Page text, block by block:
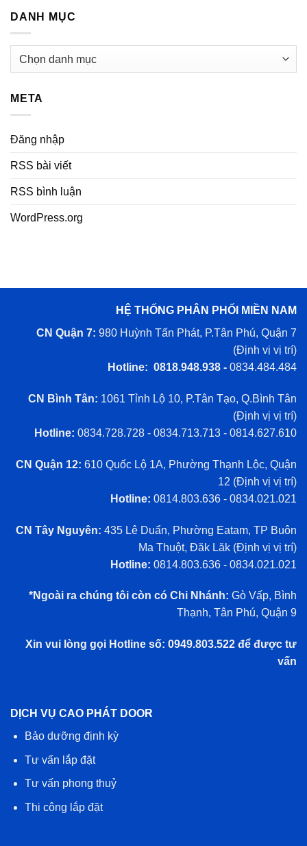
DANH MỤC
Danh
META
Đăng nhập
RSS bài viết
RSS bình luận
WordPress.org
HỆ THỐNG PHÂN PHỐI MIỀN NAM
CN Quận 7: 980 Huỳnh Tấn Phát, P.Tân Phú, Quận 7
(Định vị vị trí)
Hotline: 0818.948.938 - 0834.484.484
CN Bình Tân: 1061 Tỉnh Lộ 10, P.Tân Tạo, Q.Bình Tân
(Định vị vị trí)
Hotline: 0834.728.728 - 0834.713.713 - 0814.627.610
CN Quận 12: 610 Quốc Lộ 1A, Phường Thạnh Lộc, Quận
12 (Định vị vị trí)
Hotline: 0814.803.636 - 0834.021.021
CN Tây Nguyên: 435 Lê Duẩn, Phường Eatam, TP Buôn
Ma Thuột, Đăk Lăk (Định vị vị trí)
Hotline: 0814.803.636 - 0834.021.021
*Ngoài ra chúng tôi còn có Chi Nhánh: Gò Vấp, Bình
Thạnh, Tân Phú, Quận 9
Xin vui lòng gọi Hotline số: 0949.803.522 để được tư
vấn
DỊCH VỤ CAO PHÁT DOOR
Bảo dưỡng định kỳ
Tư vấn lắp đặt
Tư vấn phong thuỷ
Thi công lắp đặt